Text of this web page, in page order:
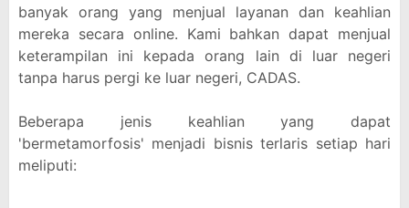
banyak orang yang menjual layanan dan keahlian
mereka secara online. Kami bahkan dapat menjual
keterampilan ini kepada orang lain di luar negeri
tanpa harus pergi ke luar negeri, CADAS.
Beberapa jenis keahlian yang dapat
'bermetamorfosis' menjadi bisnis terlaris setiap hari
meliputi: